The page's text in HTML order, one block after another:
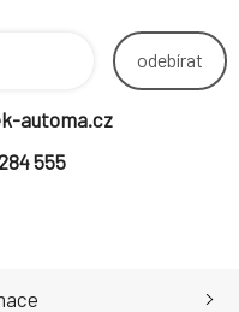
odebírat
automa.cz
555